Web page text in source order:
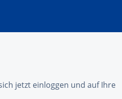
jetzt einloggen und auf Ihre